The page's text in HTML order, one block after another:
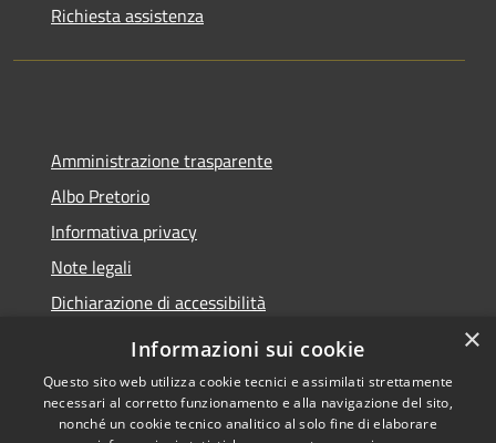
Richiesta assistenza
Amministrazione trasparente
Albo Pretorio
Informativa privacy
Note legali
Dichiarazione di accessibilità
RSS
Copyright © 2026 • Comune di
×
Informazioni sui cookie
Questo sito web utilizza cookie tecnici e assimilati strettamente
necessari al corretto funzionamento e alla navigazione del sito,
nonché un cookie tecnico analitico al solo fine di elaborare